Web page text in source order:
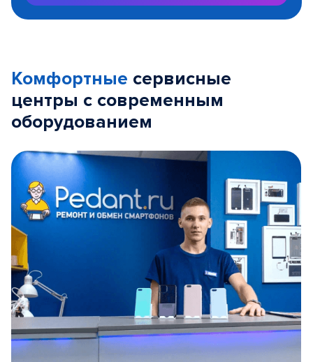
Комфортные сервисные
центры с современным
оборудованием